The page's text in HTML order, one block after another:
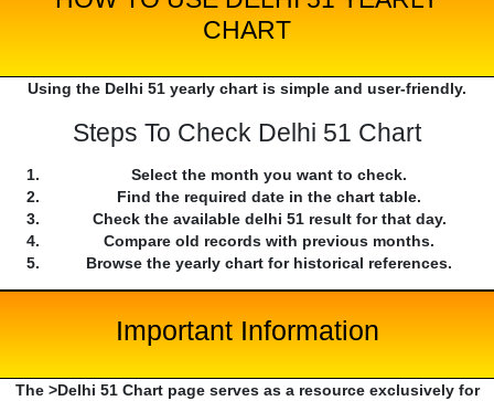
CHART
Using the Delhi 51 yearly chart is simple and user-friendly.
Steps To Check Delhi 51 Chart
Select the month you want to check.
Find the required date in the chart table.
Check the available delhi 51 result for that day.
Compare old records with previous months.
Browse the yearly chart for historical references.
Important Information
The >Delhi 51 Chart page serves as a resource exclusively for